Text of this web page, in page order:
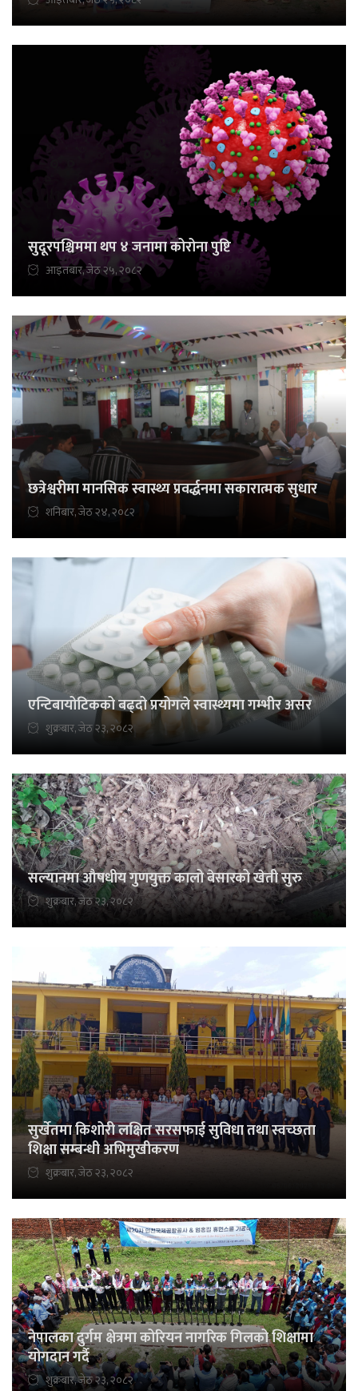
सुदूरपश्चिममा थप ४ जनामा कोरोना पुष्टि
आइतबार, जेठ २५, २०८२
छत्रेश्वरीमा मानसिक स्वास्थ्य प्रवर्द्धनमा सकारात्मक सुधार
शनिबार, जेठ २४, २०८२
एन्टिबायोटिकको बढ्दो प्रयोगले स्वास्थ्यमा गम्भीर असर
शुक्रबार, जेठ २३, २०८२
सल्यानमा औषधीय गुणयुक्त कालो बेसारको खेती सुरु
शुक्रबार, जेठ २३, २०८२
सुर्खेतमा किशोरी लक्षित सरसफाई सुविधा तथा स्वच्छता
शिक्षा सम्बन्धी अभिमुखीकरण
शुक्रबार, जेठ २३, २०८२
नेपालका दुर्गम क्षेत्रमा कोरियन नागरिक गिलको शिक्षामा
योगदान गर्दै
शुक्रबार, जेठ २३, २०८२